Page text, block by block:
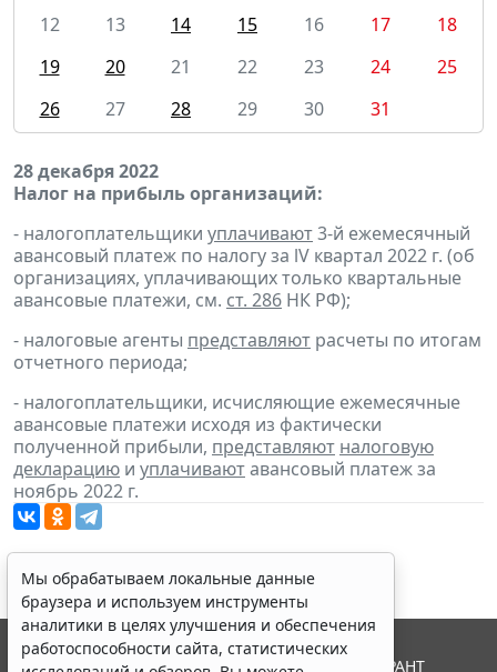
12
13 14 15 16 17
18
19
20 21 22 23 24
25
26
27 28 29 30 31
28 декабря 2022
Налог на прибыль организаций:
- налогоплательщики уплачивают3-й ежемесячный
авансовый платеж по налогу за lV квартал 2022 г. (об
организациях, уплачивающих только квартальные
авансовые платежи, см. ст. 286 НК РФ);
- налоговые агенты представляют расчеты по итогам
отчетного периода;
- налогоплательщики, исчисляющие ежемесячные
авансовые платежи исходя из фактически
полученной прибыли, представляют налоговую
декларацию и уплачиваютавансовый платеж за
ноябрь 2022 г.
Мы обрабатываем локальные данные
браузера и используем инструменты
аналитики в целях улучшения и обеспечения
работоспособности сайта, статистических
© ООО "НПП "ГАРАНТ-СЕРВИС", 2026. Система ГАРАНТ